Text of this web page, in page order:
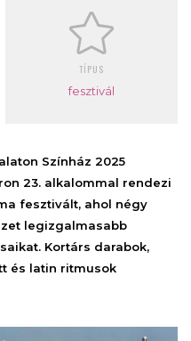
TÍPUS
fesztivál
Színház 2025
23. alkalommal rendezi
fesztivált, ahol négy
legizgalmasabb
Kortárs darabok,
és latin ritmusok